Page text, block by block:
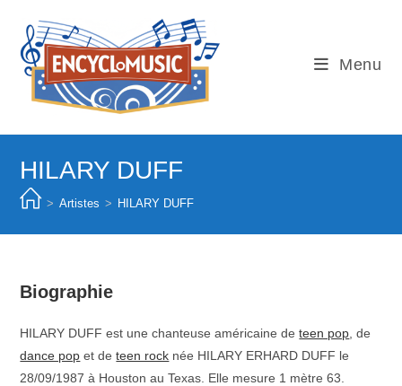
content
Menu
HILARY DUFF
> Artistes > HILARY DUFF
Biographie
HILARY DUFF est une chanteuse américaine deteen pop , de
dance pop et deteen rock née HILARY ERHARD DUFF le
28/09/1987 à Houston au Texas. Elle mesure 1 mètre 63.